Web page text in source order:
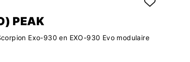
PEAK
Exo-930 en EXO-930 Evo modulaire